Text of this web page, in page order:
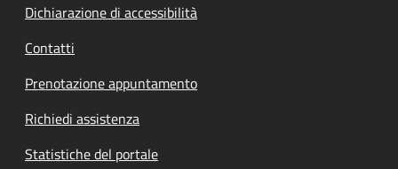
Dichiarazione di accessibilità
Contatti
Prenotazione appuntamento
Richiedi assistenza
Statistiche del portale